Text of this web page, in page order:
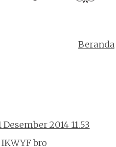
Beranda
Desember 2014 11.53
bro